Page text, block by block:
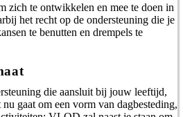
zich te ontwikkelen en mee te doen in
het recht op de ondersteuning die je
te benutten en drempels te
die aansluit bij jouw leeftijd,
gaat om een vorm van dagbesteding,